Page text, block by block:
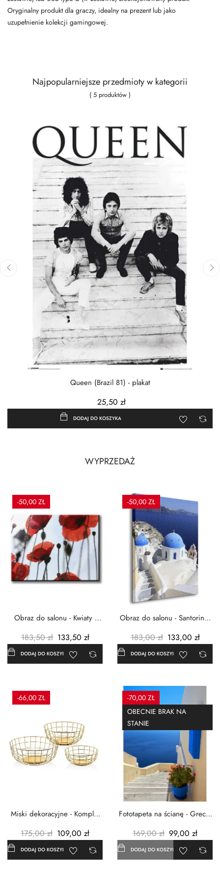
Oryginalny produkt dla graczy, idealny na prezent lub jako
uzupełnienie kolekcji gamingowej.
Najpopularniejsze przedmioty w kategorii
( 5 produktów )
Queen (Brazil 81) - plakat
25,50 zł
DODAJ DO KOSZYKA
WYPRZEDAŻ
-50,00 ZŁ
Obraz do salonu - Kwiaty -
183,50 zł 133,50 zł
DODAJ DO KOSZYKA
-50,00 ZŁ
Obraz do salonu - Santorini -
183,00 zł 133,00 zł
DODAJ DO KOSZYKA
-66,00 ZŁ
Miski dekoracyjne - Komplet
175,00 zł 109,00 zł
DODAJ DO KOSZYKA
-70,00 ZŁ
OBECNIE BRAK NA
STANIE
Fototapeta na ścianę - Grecja
169,00 zł 99,00 zł
DODAJ DO KOSZYKA